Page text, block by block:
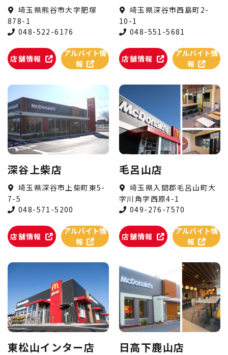
埼玉県熊谷市大字肥塚
878-1
048-522-6176
店舗情報
アルバイト情
報
埼玉県深谷市西島町2-
10-1
048-551-5681
店舗情報
アルバイト情
報
深谷上柴店
埼玉県深谷市上柴町東5-
7-5
048-571-5200
店舗情報
アルバイト情
報
毛呂山店
埼玉県入間郡毛呂山町大
字川角字西原4-1
049-276-7570
店舗情報
アルバイト情
報
東松山インター店 日高下鹿山店